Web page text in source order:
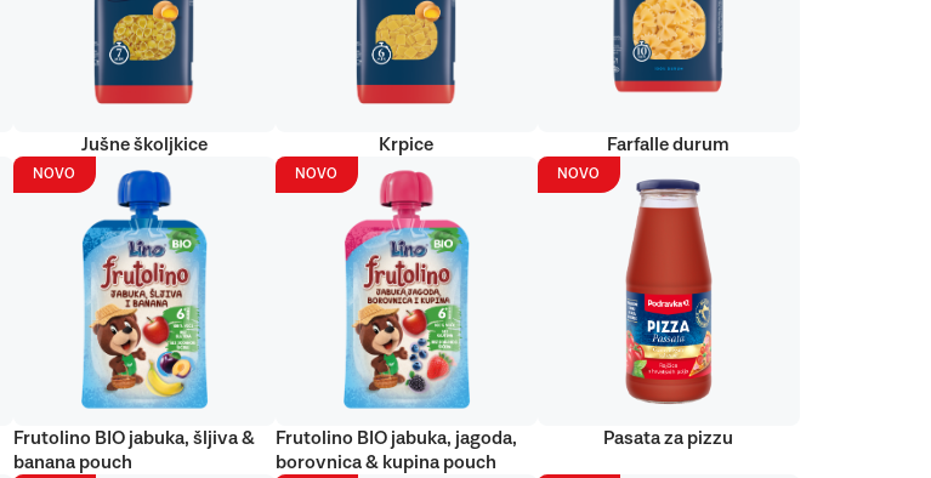
Jušne školjkice Krpice Farfalle durum
NOVO
Frutolino BIO jabuka, šljiva &
banana pouch
NOVO
Frutolino BIO jabuka, jagoda,
borovnica & kupina pouch
NOVO
Pasata za pizzu